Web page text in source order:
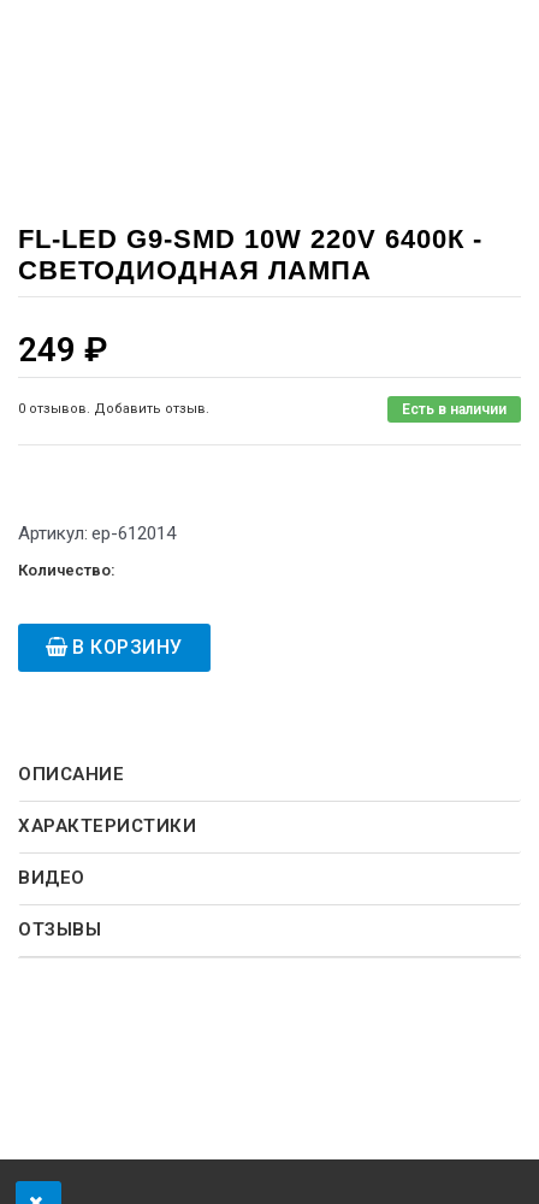
FL-LED G9-SMD 10W 220V 6400К -
СВЕТОДИОДНАЯ ЛАМПА
249 ₽
0 отзывов. Добавить отзыв. Есть в наличии
Артикул: ep-612014
Количество:
В КОРЗИНУ
ОПИСАНИЕ
ХАРАКТЕРИСТИКИ
ВИДЕО
ОТЗЫВЫ